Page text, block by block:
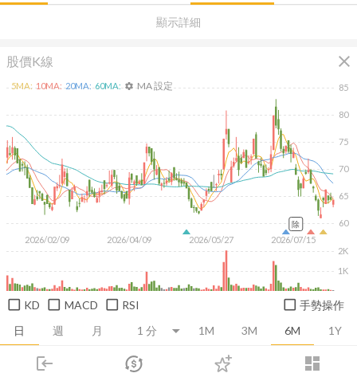
login dashboard
市場 登入
顯示詳細
股價K線 close
日 週 月 1M 3M 6M 1Y
2026/02/09 2026/04/09 2026/05/27 2026/07/15
60
65
70
75
80
85
1K
2K
5MA: 10MA: 20MA: 60MA: settings MA 設定
除
KD MACD RSI 手勢操作
推薦卡片 消息面 財務報